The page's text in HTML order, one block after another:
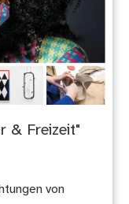
& Freizeit"
von